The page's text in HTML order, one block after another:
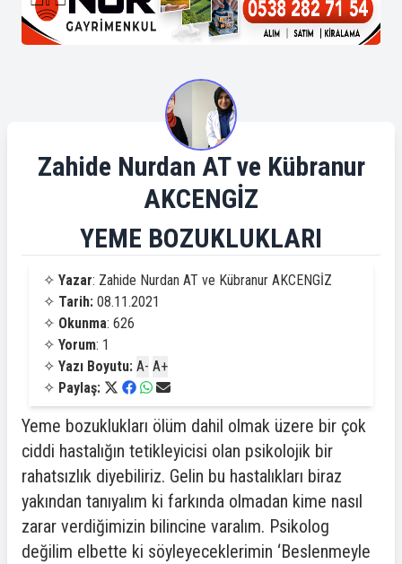
Zahide Nurdan AT ve Kübranur
AKCENGİZ
YEME BOZUKLUKLARI
✧ Yazar: Zahide Nurdan AT ve Kübranur AKCENGİZ
✧ Tarih: 08.11.2021
✧ Okunma: 626
✧ Yorum: 1
✧ Yazı Boyutu: A- A+
✧ Paylaş:
Yeme bozuklukları ölüm dahil olmak üzere bir çok
ciddi hastalığın tetikleyicisi olan psikolojik bir
rahatsızlık diyebiliriz. Gelin bu hastalıkları biraz
yakından tanıyalım ki farkında olmadan kime nasıl
zarar verdiğimizin bilincine varalım. Psikolog
değilim elbette ki söyleyeceklerimin ‘Beslenmeyle